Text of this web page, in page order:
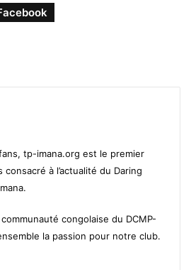
tp-imana.org est le premier
à l’actualité du Daring
congolaise du DCMP-
la passion pour notre club.